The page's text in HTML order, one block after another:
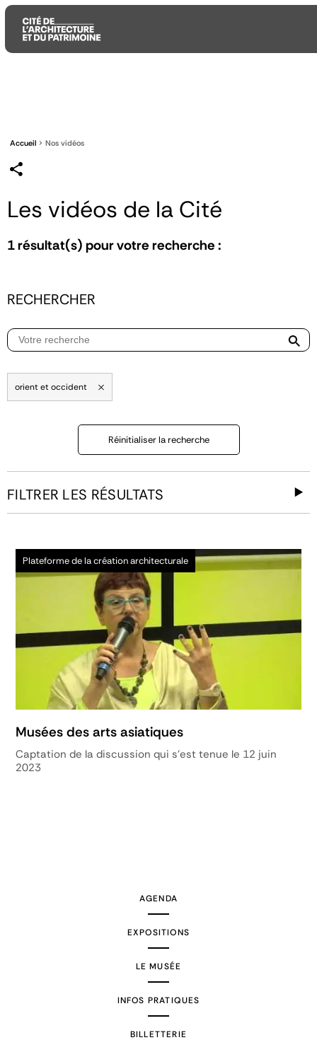
principal
principal
recherche
Accueil Nos vidéos
Les vidéos de la Cité
1résultat(s) pour votre recherche :
RECHERCHER
orient et occident
Réinitialiser la recherche
FILTRER LES RÉSULTATS
Plateforme de la création architecturale
Musées des arts asiatiques
Captation de la discussion qui s'est tenue le 12 juin
2023
AGENDA
EXPOSITIONS
LE MUSÉE
INFOS PRATIQUES
BILLETTERIE